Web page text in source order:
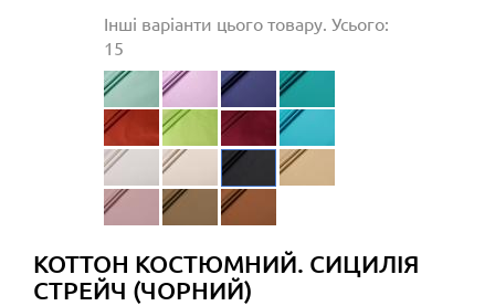
Інші варіанти цього товару. Усього:
15
КОТТОН КОСТЮМНИЙ. СИЦИЛІЯ
СТРЕЙЧ (ЧОРНИЙ)